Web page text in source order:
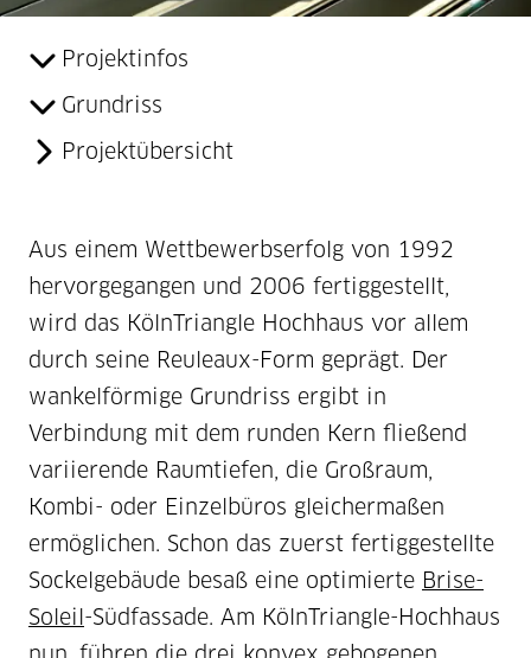
Projektinfos
Grundriss
Projektübersicht
Aus einem Wettbewerbserfolg von 1992
hervorgegangen und 2006 fertiggestellt,
wird das KölnTriangle Hochhaus vor allem
durch seine Reuleaux-Form geprägt. Der
wankelförmige Grundriss ergibt in
Verbindung mit dem runden Kern fließend
variierende Raumtiefen, die Großraum,
Kombi- oder Einzelbüros gleichermaßen
ermöglichen. Schon das zuerst fertiggestellte
Sockelgebäude besaß eine optimierte Brise-
Soleil -Südfassade. Am KölnTriangle-Hochhaus